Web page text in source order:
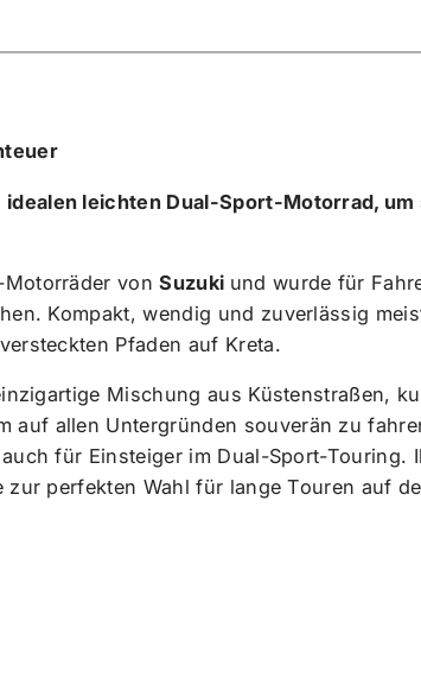
leichten Dual-Sport-Motorrad, um
Motorräder vonSuzuki und wurde für
Kompakt, wendig und zuverlässig
Pfaden auf Kreta.
Mischung aus Küstenstraßen,
auf allen Untergründen souverän zu
für Einsteiger im Dual-Sport-Touring.
perfekten Wahl für lange Touren auf